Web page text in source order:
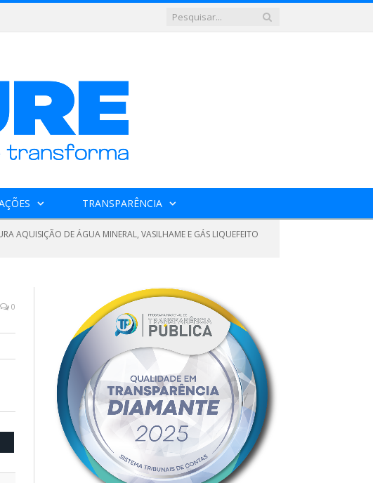
TRANSPARÊNCIA
AQUISIÇÃO DE ÁGUA MINERAL, VASILHAME E GÁS LIQUEFEITO
0
Email